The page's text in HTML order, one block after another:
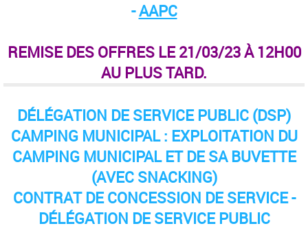
-AAPC
REMISE DES OFFRES LE 21/03/23 À 12H00
AU PLUS TARD.
DÉLÉGATION DE SERVICE PUBLIC (DSP)
CAMPING MUNICIPAL : EXPLOITATION DU
CAMPING MUNICIPAL ET DE SA BUVETTE
(AVEC SNACKING)
CONTRAT DE CONCESSION DE SERVICE -
DÉLÉGATION DE SERVICE PUBLIC